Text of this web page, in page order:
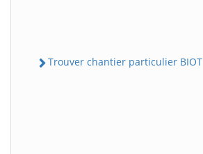
Trouver chantier particulier BIOT